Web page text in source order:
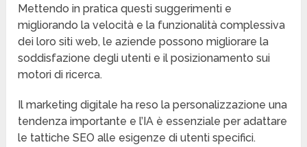
Mettendo in pratica questi suggerimenti e
migliorando la velocità e la funzionalità complessiva
dei loro siti web, le aziende possono migliorare la
soddisfazione degli utenti e il posizionamento sui
motori di ricerca.
Il marketing digitale ha reso la personalizzazione una
tendenza importante e l’IA è essenziale per adattare
le tattiche SEO alle esigenze di utenti specifici.